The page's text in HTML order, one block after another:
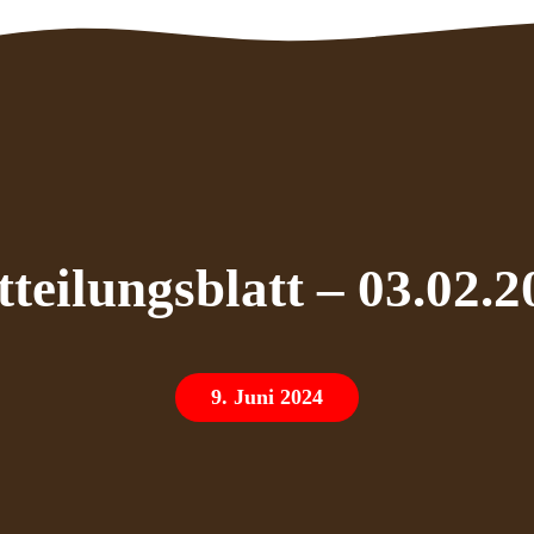
–
9. Juni 2024